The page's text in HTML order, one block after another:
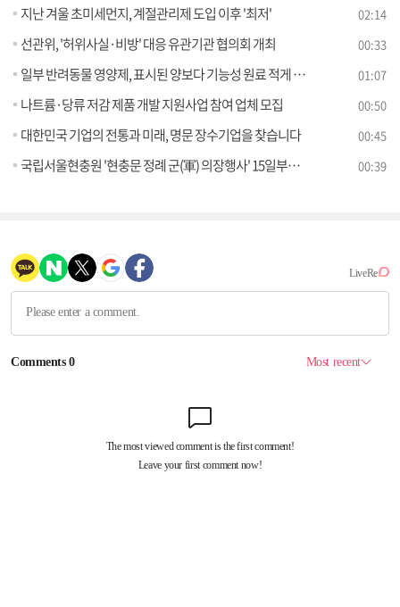
지난 겨울 초미세먼지, 계절관리제 도입 이후 '최저' 02:14
선관위, '허위사실·비방' 대응 유관기관 협의회 개최 00:33
일부 반려동물 영양제, 표시된 양보다 기능성 원료 적게 들어 있어 01:07
나트륨·당류 저감 제품 개발 지원사업 참여 업체 모집 00:50
대한민국 기업의 전통과 미래, 명문 장수기업을 찾습니다 00:45
국립서울현충원 '현충문 정례 군(軍) 의장행사' 15일부터 진행 00:39